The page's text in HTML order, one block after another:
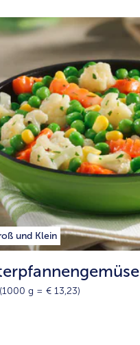
und Klein
g = € 13,23)